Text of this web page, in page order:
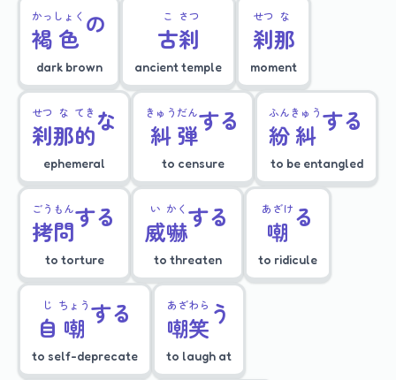
褐
かっ
色
しょく の
dark brown
古
こ
刹
さつ
ancient temple
刹
せつ
那
な
moment
刹
せつ
那
な
的
てき な
ephemeral
糾
きゅう
弾
だんする
to censure
紛
ふん
糾
きゅう する
to be entangled
拷
ごう
問
もんする
to torture
威
い
嚇
かく する
to threaten
嘲
あざけ る
to ridicule
自
じ
嘲
ちょう する
to self-deprecate
嘲
あざ
笑
わら う
to laugh at